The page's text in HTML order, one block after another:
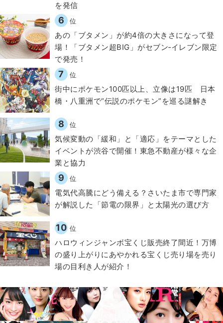
を発信
6 位
あの「ブタメン」が約4倍の大きさになって登
場！「ブタメン超BIG」がセブン‐イレブン限定
で発売！
7 位
街中にポケモン100匹以上、立像は19匹 日本
橋・八重洲で“伝説のポケモン”を巡る謎解き
8 位
気候変動の「緩和」と「適応」をテーマとした
イベントが渋谷で開催！東急不動産が様々な企
業と協力
9 位
電気代高騰にどう備える？さいたま市で専門家
が解説した「節電の限界」と太陽光の選び方
10 位
ハロウィンジャンボ宝くじ販売終了間近！万博
の盛り上がりにあやかれる宝くじ売り場を売り
場の目利き人が紹介！